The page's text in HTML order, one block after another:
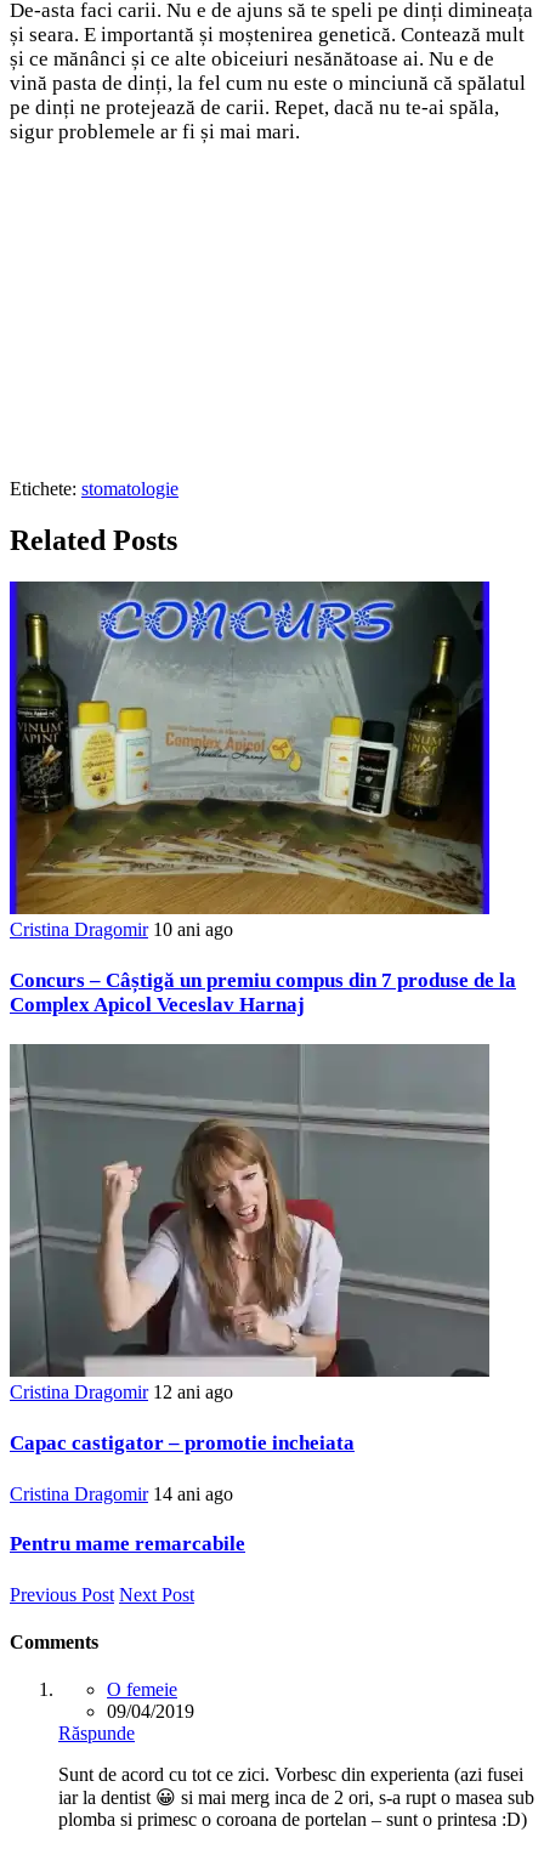
De-asta faci carii. Nu e de ajuns să te speli pe dinți dimineața
și seara. E importantă și moștenirea genetică. Contează mult
și ce mănânci și ce alte obiceiuri nesănătoase ai. Nu e de
vină pasta de dinți, la fel cum nu este o minciună că spălatul
pe dinți ne protejează de carii. Repet, dacă nu te-ai spăla,
sigur problemele ar fi și mai mari.
Etichete: stomatologie
Related Posts
Cristina Dragomir 10 ani ago
Concurs – Câștigă un premiu compus din 7 produse de la
Complex Apicol Veceslav Harnaj
Cristina Dragomir 12 ani ago
Capac castigator – promotie incheiata
Cristina Dragomir 14 ani ago
Pentru mame remarcabile
Previous Post Next Post
Comments
O femeie
09/04/2019
Răspunde
Sunt de acord cu tot ce zici. Vorbesc din experienta (azi fusei
iar la dentist 😀 si mai merg inca de 2 ori, s-a rupt o masea sub
plomba si primesc o coroana de portelan – sunt o printesa :D)